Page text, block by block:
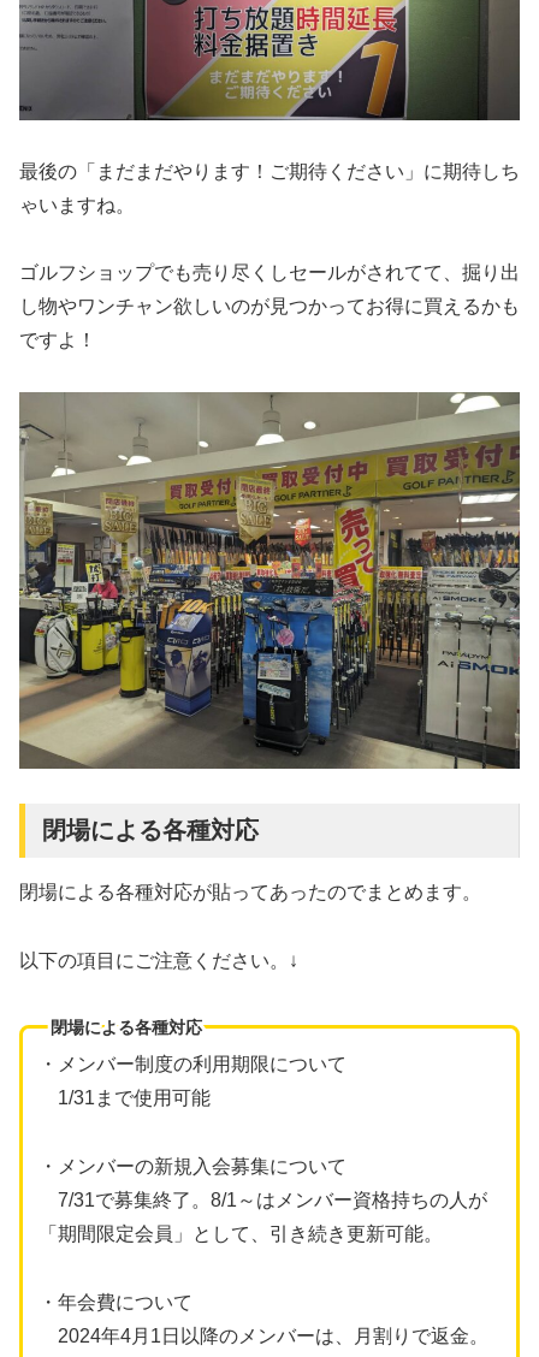
最後の「まだまだやります！ご期待ください」に期待しち
ゃいますね。
ゴルフショップでも売り尽くしセールがされてて、掘り出
し物やワンチャン欲しいのが見つかってお得に買えるかも
ですよ！
閉場による各種対応
閉場による各種対応が貼ってあったのでまとめます。
以下の項目にご注意ください。↓
閉場による各種対応
・メンバー制度の利用期限について
1/31まで使用可能
・メンバーの新規入会募集について
7/31で募集終了。8/1～はメンバー資格持ちの人が
「期間限定会員」として、引き続き更新可能。
・年会費について
2024年4月1日以降のメンバーは、月割りで返金。